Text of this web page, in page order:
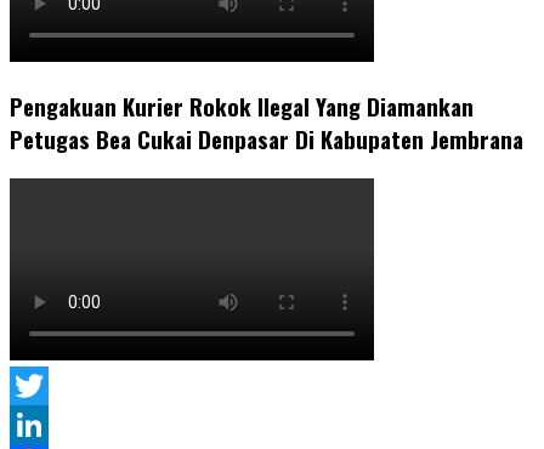
Pengakuan Kurier Rokok Ilegal Yang Diamankan
Petugas Bea Cukai Denpasar Di Kabupaten Jembrana
Twitter